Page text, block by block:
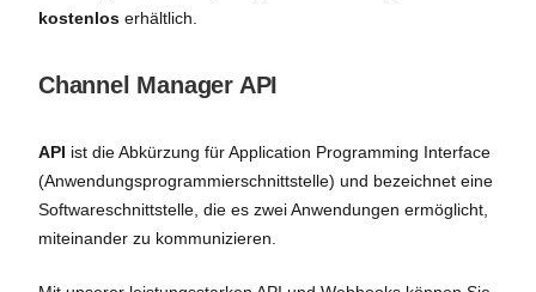
kostenlos erhältlich.
Channel Manager API
API ist die Abkürzung für Application Programming Interface
(Anwendungsprogrammierschnittstelle) und bezeichnet eine
Softwareschnittstelle, die es zwei Anwendungen ermöglicht,
miteinander zu kommunizieren.